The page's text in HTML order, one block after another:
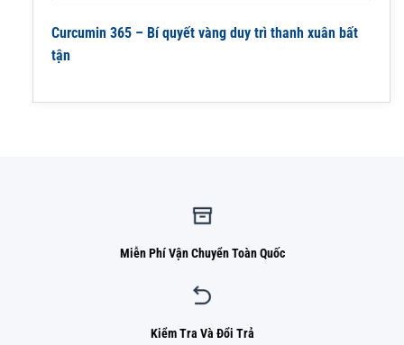
Curcumin 365 – Bí quyết vàng duy trì thanh xuân bất
tận
Miễn Phí Vận Chuyển Toàn Quốc
Kiểm Tra Và Đổi Trả